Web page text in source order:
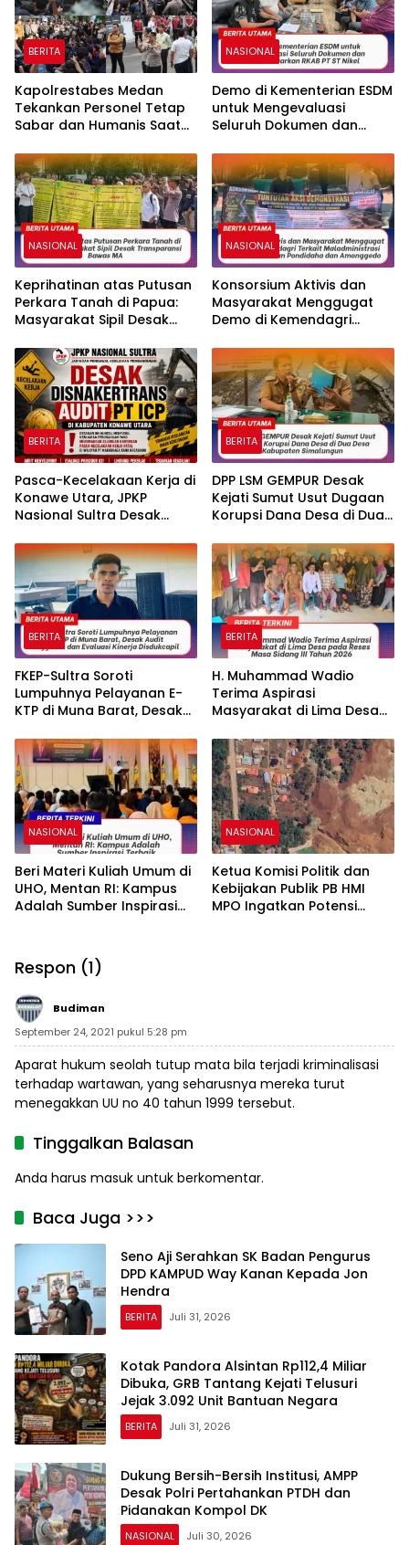
BERITA
Kapolrestabes Medan
Tekankan Personel Tetap
Sabar dan Humanis Saat
NASIONAL
Demo di Kementerian ESDM
untuk Mengevaluasi
Seluruh Dokumen dan
ST Nikel
NASIONAL
Keprihatinan atas Putusan
Perkara Tanah di Papua:
Masyarakat Sipil Desak
NASIONAL
Konsorsium Aktivis dan
Masyarakat Menggugat
Demo di Kemendagri
Batas Kecamatan
Pondidaha dan
Amonggedo
BERITA
Pasca-Kecelakaan Kerja di
Konawe Utara, JPKP
Nasional Sultra Desak
BERITA
DPP LSM GEMPUR Desak
Kejati Sumut Usut Dugaan
Korupsi Dana Desa di Dua
Simalungun
BERITA
FKEP-Sultra Soroti
Lumpuhnya Pelayanan E-
KTP di Muna Barat, Desak
Evaluasi Kinerja Disdukcapil
BERITA
H. Muhammad Wadio
Terima Aspirasi
Masyarakat di Lima Desa
III Tahun 2026
NASIONAL
Beri Materi Kuliah Umum di
UHO, Mentan RI: Kampus
Adalah Sumber Inspirasi
NASIONAL
Ketua Komisi Politik dan
Kebijakan Publik PB HMI
MPO Ingatkan Potensi
Respon (1)
Budiman
September 24, 2021 pukul 5:28 pm
Aparat hukum seolah tutup mata bila terjadi kriminalisasi
terhadap wartawan, yang seharusnya mereka turut
menegakkan UU no 40 tahun 1999 tersebut.
Tinggalkan Balasan
Anda harus masuk untuk berkomentar.
Baca Juga >>>
Seno Aji Serahkan SK Badan Pengurus
DPD KAMPUD Way Kanan Kepada Jon
Hendra
BERITA Juli 31, 2026
Kotak Pandora Alsintan Rp112,4 Miliar
Dibuka, GRB Tantang Kejati Telusuri
Jejak 3.092 Unit Bantuan Negara
BERITA Juli 31, 2026
Dukung Bersih-Bersih Institusi, AMPP
Desak Polri Pertahankan PTDH dan
Pidanakan Kompol DK
NASIONAL Juli 30, 2026